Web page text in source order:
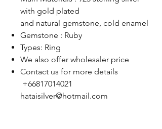
with gold plated
and natural gemstone, cold enamel
Gemstone : Ruby
Types: Ring
We also offer wholesaler price
Contact us for more details
+66817014021
hataisilver@hotmail.com